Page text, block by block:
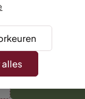
voorwaarden